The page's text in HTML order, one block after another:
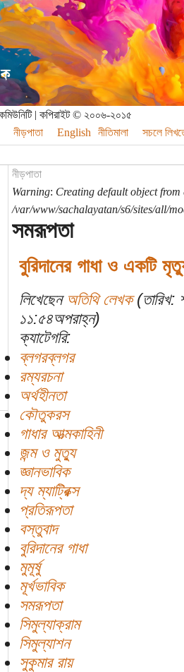
| কপিরাইট © ২০০৬-২০১৫
নীড়পাতা
English নীতিমালা সচলে
নীড়পাতা
Warning: Creating default object from
/var/www/sachalayatan/s6/sites/all/
সমরূপতা
বুরিদানের গাধা ও একটি
লিখেছেন অতিথি লেখক(তারিখ:
১১:৫৪অপরাহ্ন)
ক্যাটেগরি:
ব্লগরব্লগর
রম্যরচনা
অর্থহীনতা
কৌতুকরস
গাধার আত্মকাহিনী
জন্ম ও মুত্যু
জ্ঞানভাবিক
দ্য ম্যাট্রিক্স
প্রতিরূপতা
বস্তুবাদ
বুরিদানের গাধা
মুমূর্ষু
মূর্খভাবিক
সমরূপতা
সিমুল্যাক্রাম
সিমুল্যাশন
সুকুমার রায়